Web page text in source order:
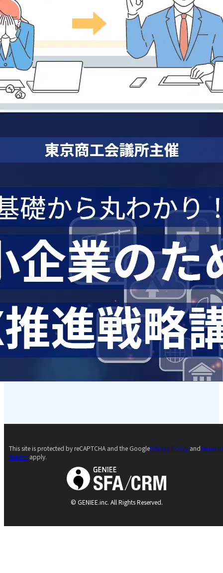
© GENIEE.inc. All Rights Reserved.
This site is protected by reCAPTCHA and the GooglePrivacy Policy andTerms
Service apply.